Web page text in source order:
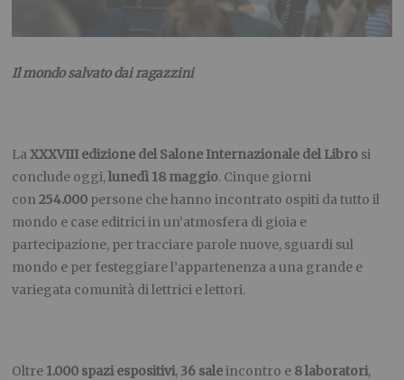
Il mondo salvato dai ragazzini
LaXXXVIII edizione del Salone Internazionale del Libro si
conclude oggi,lunedì 18 maggio. Cinque giorni
con254.000 persone che hanno incontrato ospiti da tutto il
mondo e case editrici in un’atmosfera di gioia e
partecipazione, per tracciare parole nuove, sguardi sul
mondo e per festeggiare l’appartenenza a una grande e
variegata comunità di lettrici e lettori.
Oltre 1.000 spazi espositivi, 36 saleincontro e 8 laboratori,